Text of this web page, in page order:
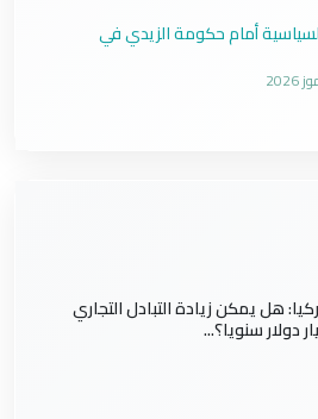
أمام حكومة الزيدي في
هل يمكن زيادة التبادل التجاري